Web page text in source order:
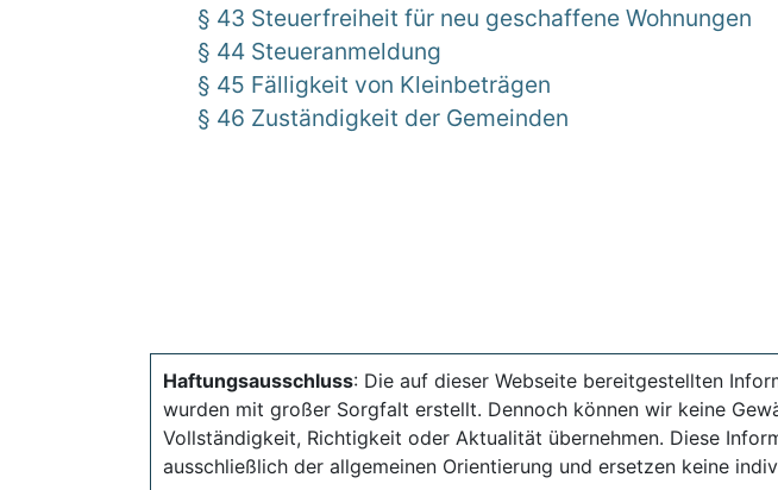
§ 43 Steuerfreiheit für neu geschaffene Wohnungen
§ 44 Steueranmeldung
§ 45 Fälligkeit von Kleinbeträgen
§ 46 Zuständigkeit der Gemeinden
Haftungsausschluss: Die auf dieser Webseite bereitgestellten
wurden mit großer Sorgfalt erstellt. Dennoch können wir keine
Vollständigkeit, Richtigkeit oder Aktualität übernehmen. Diese
ausschließlich der allgemeinen Orientierung und ersetzen keine